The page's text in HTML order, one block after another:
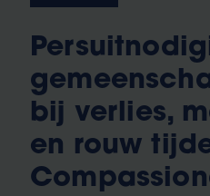
bij verlies,
en rouw